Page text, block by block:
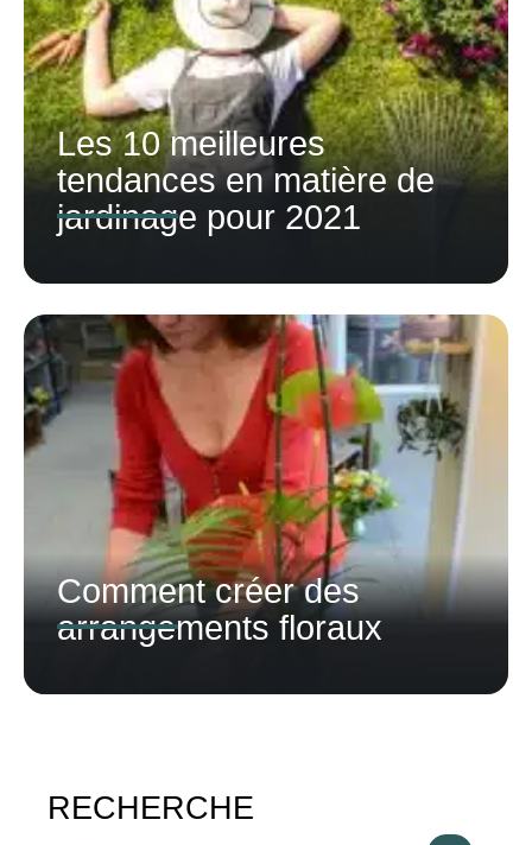
Les 10 meilleures
tendances en matière de
jardinage pour 2021
Comment créer des
arrangements floraux
RECHERCHE